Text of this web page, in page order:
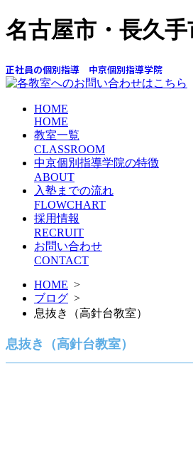
名古屋市・長久
正社員の個別指導 中京個別指導学院
HOME
HOME
教室一覧
CLASSROOM
中京個別指導学院の特徴
ABOUT
入塾までの流れ
FLOWCHART
採用情報
RECRUIT
お問い合わせ
CONTACT
HOME >
ブログ >
息抜き（高針台教室）
息抜き（高針台教室）